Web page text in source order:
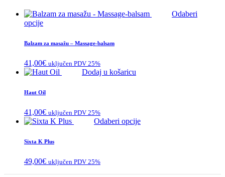
Odaberi
opcije
ima
Opcije
stranici
proizvoda
Balzam za masažu – Massage-balsam
41,00€ uključen PDV 25%
Dodaj u košaricu
Haut Oil
41,00€ uključen PDV 25%
Odaberi opcije
se
Sixta K Plus
49,00€ uključen PDV 25%